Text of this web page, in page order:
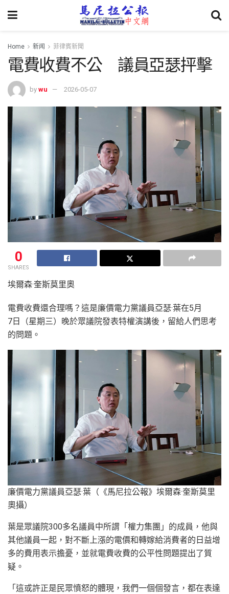
Home 新闻 菲律賓新聞
電費收費不公 議員亞瑟抨擊
by wu 2026-05-07
0
SHARES
埃爾森·奎斯莫里奧
電費收費還合理嗎？這是廉價電力黨議員亞瑟·葉在5月
7日（星期三）晚於眾議院發表特權演講後，留給人們思考
的問題。
廉價電力黨議員亞瑟·葉（《馬尼拉公報》埃爾森·奎斯莫里
奧攝）
葉是眾議院300多名議員中所謂「權力集團」的成員，他與
其他議員一起，對不斷上漲的電價和轉嫁給消費者的日益增
多的費用表示擔憂，並就電費收費的公平性問題提出了質
疑。
「這或許正是民眾憤怒的體現，我們一個個發言，都在表達